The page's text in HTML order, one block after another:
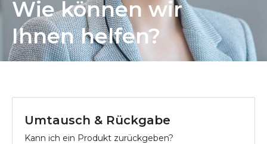
Wie können wir
Ihnen helfen?
Umtausch & Rückgabe
Kann ich ein Produkt zurückgeben?